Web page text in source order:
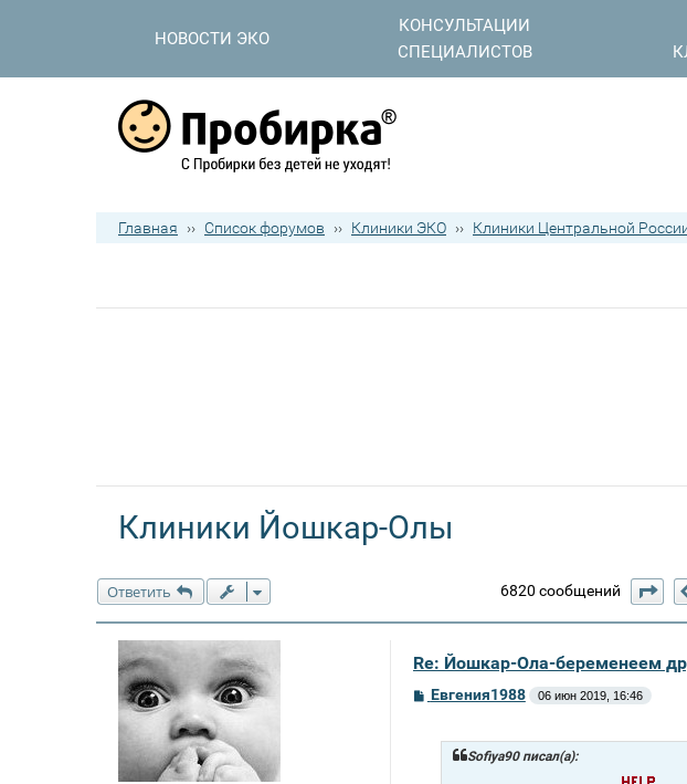
НОВОСТИ ЭКО
КОНСУЛЬТАЦИИ
СПЕЦИАЛИСТОВ
Главная ›› Список форумов ›› Клиники ЭКО ›› Клиники Центральной
Клиники Йошкар-Олы
Ответить 6820 сообщений
Re: Йошкар-Ола-беременеем
СЕвгения1988 06 июн 2019, 16:46
Sofiya90 писал(а):